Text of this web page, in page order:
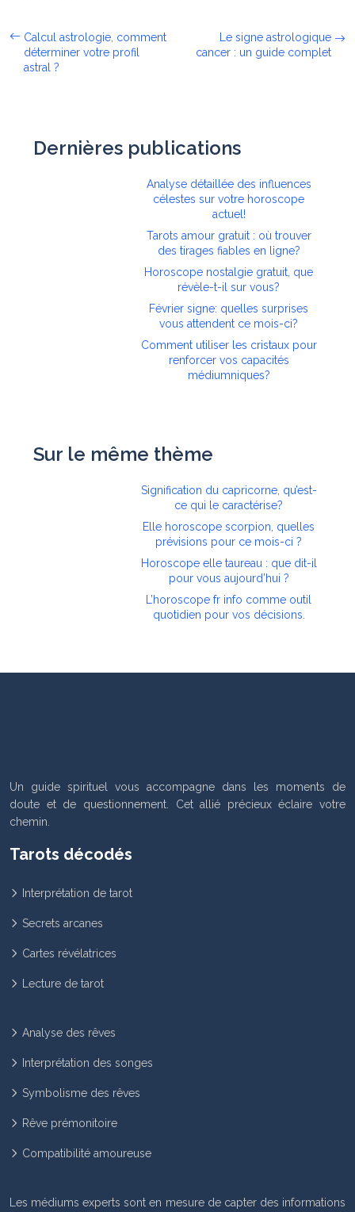
Calcul astrologie, comment
déterminer votre profil
astral ?
Le signe astrologique
cancer : un guide complet
Dernières publications
Analyse détaillée des influences
célestes sur votre horoscope
actuel!
Tarots amour gratuit : où trouver
des tirages fiables en ligne?
Horoscope nostalgie gratuit, que
révèle-t-il sur vous?
Février signe: quelles surprises
vous attendent ce mois-ci?
Comment utiliser les cristaux pour
renforcer vos capacités
médiumniques?
Sur le même thème
Signification du capricorne, qu’est-
ce qui le caractérise?
Elle horoscope scorpion, quelles
prévisions pour ce mois-ci ?
Horoscope elle taureau : que dit-il
pour vous aujourd’hui ?
L’horoscope fr info comme outil
quotidien pour vos décisions.
Un guide spirituel vous accompagne dans les moments de
doute et de questionnement. Cet allié précieux éclaire votre
chemin.
Tarots décodés
Interprétation de tarot
Secrets arcanes
Cartes révélatrices
Lecture de tarot
Analyse des rêves
Interprétation des songes
Symbolisme des rêves
Rêve prémonitoire
Compatibilité amoureuse
Les médiums experts sont en mesure de capter des informations